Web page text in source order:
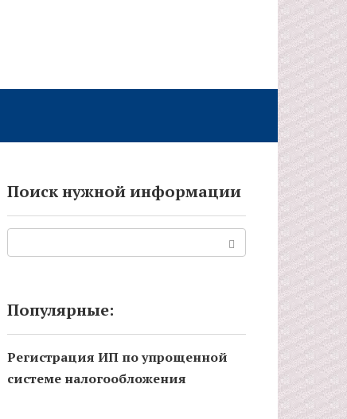
Поиск нужной информации
Популярные:
Регистрация ИП по упрощенной
системе налогообложения